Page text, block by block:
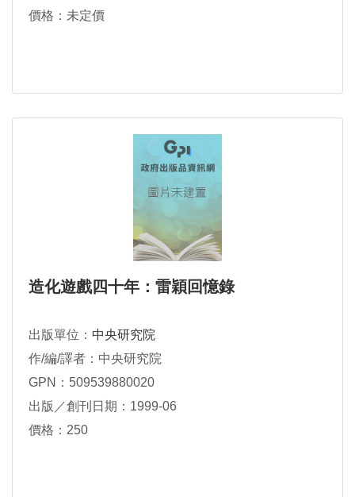
價格：未定價
造化遊戲四十年：雷穎回憶錄
出版單位： 中央研究院
作/編/譯者：中央研究院
GPN：509539880020
出版／創刊日期：1999-06
價格：250